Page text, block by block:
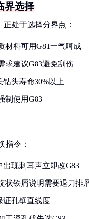
界选择
正处于选择分界点：
材料可用G81一气呵成
求建议G83避免刮伤
钻头寿命30%以上
制使用G83
指令：
出现刺耳声立即改G83
状铁屑说明需要退刀排
证孔壁直线度